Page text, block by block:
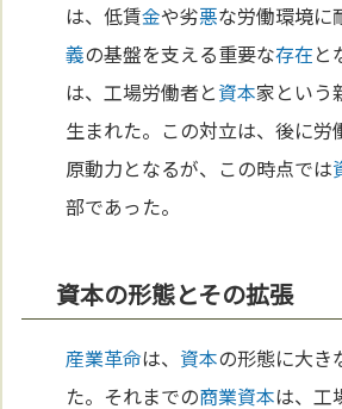
は、低賃金や劣悪な労働環境に
義の基盤を支える重要な存在と
は、工場労働者と資本家という
生まれた。この対立は、後に労
原動力となるが、この時点では
部であった。
資本の形態とその拡張
産業革命は、 資本の形態に大き
た。それまでの商業資本は、工